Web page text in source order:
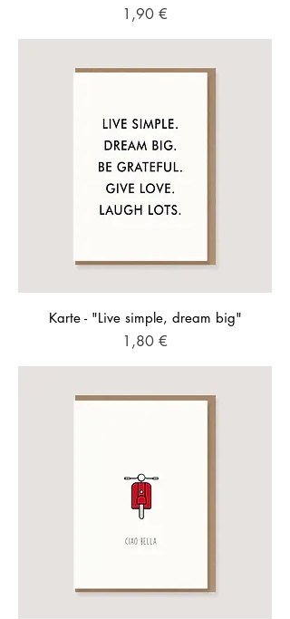
Preis
1,90 €
Karte - "Live simple, dream big"
Preis
1,80 €